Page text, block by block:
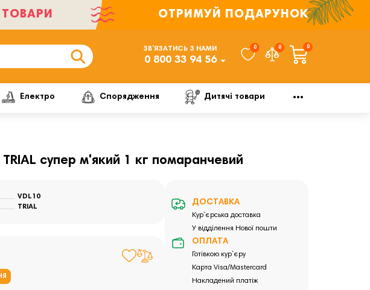
ОТРИМУЙ ПОДАРУНОК
ЗВ’ЯЗАТИСЬ З НАМИ
0 800 33 94 56
0 0 0
Електро Спорядження Дитячі товари
супер м'який 1 кг помаранчевий
VDL10
TRIAL ДОСТАВКА
Кур`єрська доставка
У відділення Нової пошти
ОПЛАТА
Готівкою кур`єру
Карта Visa/Mastercard
Накладений платіж